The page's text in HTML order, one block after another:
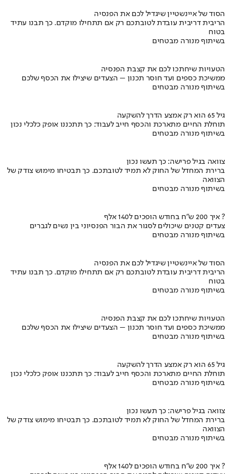
הסוד של איינשטיין שיגדיל לכם את הפנסיה
הריבית דריבית עובדת לטובתכם רק אם תתחילו מוקדם. כך תבנו עתיד
בטוח
בשיתוף מנורה מבטחים
הטעויות שיחתכו לכם את קצבת הפנסיה
ממשיכת כספים ועד חוסר תכנון – הצעדים שיצילו את הכסף שלכם
בשיתוף מנורה מבטחים
גיל 65 הוא רק אמצע הדרך להשקעה
תוחלת החיים מתארכת והכסף חייב לעבוד: כך תתכננו אופק כלכלי נכון
בשיתוף מנורה מבטחים
צוואה בגיל פרישה: כך תעשו נכון
ברירת המחדל של החוק לא תמיד לטובתכם. כך תבטיחו מימוש צודק של
הצוואה
בשיתוף מנורה מבטחים
איך 200 ש"ח בחודש הופכים ל140 אלף ?
צעדים קטנים שיכולים לסגור את הבור הפנסיוני בין נשים לגברים
בשיתוף מנורה מבטחים
הסוד של איינשטיין שיגדיל לכם את הפנסיה
הריבית דריבית עובדת לטובתכם רק אם תתחילו מוקדם. כך תבנו עתיד
בטוח
בשיתוף מנורה מבטחים
הטעויות שיחתכו לכם את קצבת הפנסיה
ממשיכת כספים ועד חוסר תכנון – הצעדים שיצילו את הכסף שלכם
בשיתוף מנורה מבטחים
גיל 65 הוא רק אמצע הדרך להשקעה
תוחלת החיים מתארכת והכסף חייב לעבוד: כך תתכננו אופק כלכלי נכון
בשיתוף מנורה מבטחים
צוואה בגיל פרישה: כך תעשו נכון
ברירת המחדל של החוק לא תמיד לטובתכם. כך תבטיחו מימוש צודק של
הצוואה
בשיתוף מנורה מבטחים
איך 200 ש"ח בחודש הופכים ל140 אלף ?